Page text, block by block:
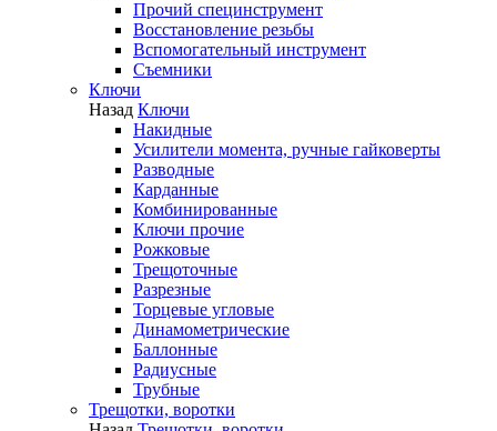
Прочий специнструмент
Восстановление резьбы
Вспомогательный инструмент
Съемники
Ключи
Назад Ключи
Накидные
Усилители момента, ручные гайковерты
Разводные
Карданные
Комбинированные
Ключи прочие
Рожковые
Трещоточные
Разрезные
Торцевые угловые
Динамометрические
Баллонные
Радиусные
Трубные
Трещотки, воротки